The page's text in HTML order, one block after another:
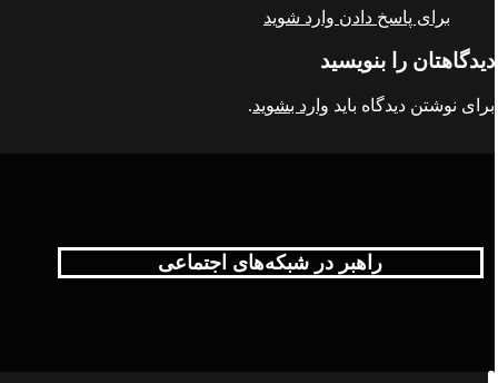
برای پاسخ دادن وارد شوید
دیدگاهتان را بنویسید
برای نوشتن دیدگاه باید وارد بشوید.
راهبر در شبکه‌های اجتماعی